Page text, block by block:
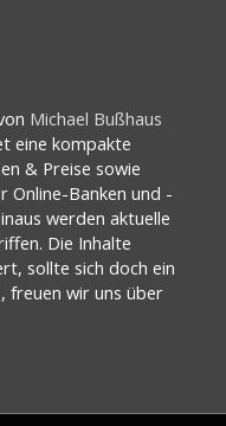
Michael Bußhaus
eine kompakte
& Preise sowie
Online-Banken und -
werden aktuelle
Die Inhalte
sollte sich doch ein
freuen wir uns über